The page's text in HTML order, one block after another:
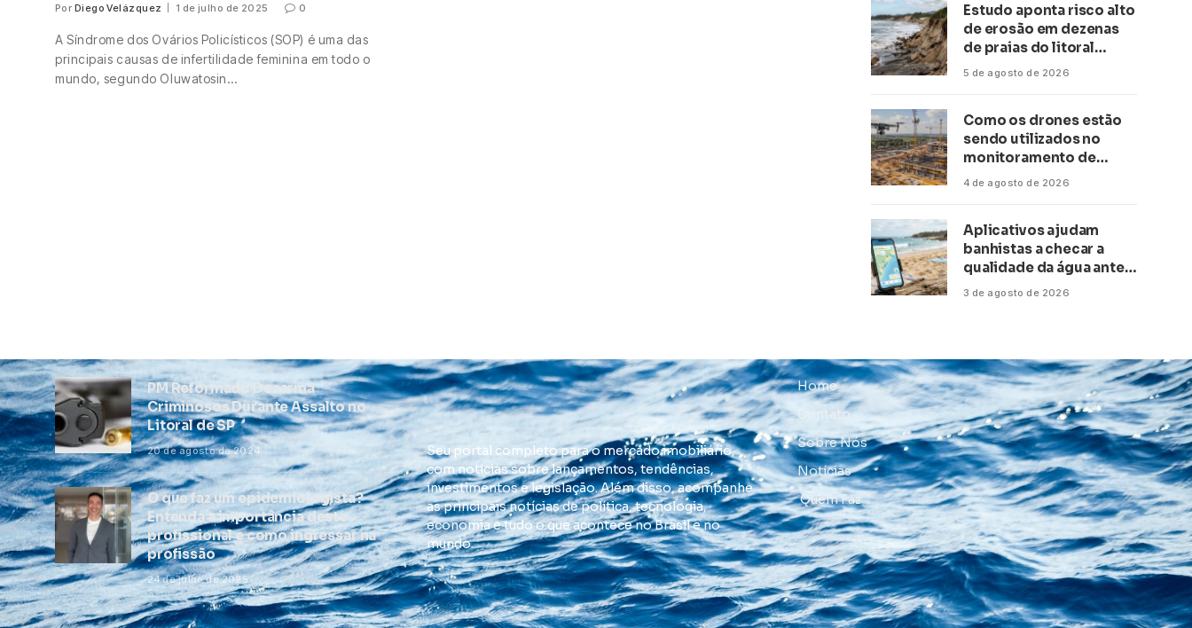
Por Diego Velázquez 1 de julho de 2025 0
A Síndrome dos Ovários Policísticos (SOP) é uma das
principais causas de infertilidade feminina em todo o
mundo, segundo Oluwatosin…
Estudo aponta risco alto
de erosão em dezenas
de praias do litoral
paulista
5 de agosto de 2026
Como os drones estão
sendo utilizados no
monitoramento de
obras de grande porte?
4 de agosto de 2026
Aplicativos ajudam
banhistas a checar a
qualidade da água antes
de ir à praia
3 de agosto de 2026
PM Reformado Desarma
Criminosos Durante Assalto no
Litoral de SP
20 de agosto de 2024
O que faz um epidemiologista?
Entenda a importância deste
profissional e como ingressar na
profissão
24 de julho de 2025
Seu portal completo para o mercado imobiliário,
com notícias sobre lançamentos, tendências,
investimentos e legislação. Além disso, acompanhe
as principais notícias de política, tecnologia,
economia e tudo o que acontece no Brasil e no
mundo.
Home
Contato
Sobre Nós
Notícias
Quem Faz